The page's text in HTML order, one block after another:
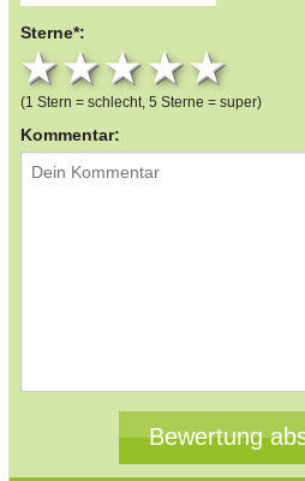
Sterne*:
4 stars
3 stars
2 stars
1 star
(1 Stern = schlecht, 5 Sterne = super)
Kommentar: